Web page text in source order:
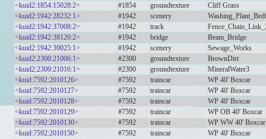
<kuid2:1854:15028:2>
#1854 groundtexture
Cliff Grass
<kuid2:1942:28232:1>
#1942 scenery
<kuid2:1942:37008:2>
#1942 track
<kuid2:1942:38120:2>
#1942 bridge
Beam_Bridge
<kuid2:1942:39025:1>
#1942 scenery
Sewage_Works
<kuid2:2300:21006:1>
#2300 groundtexture
BrownDirt
<kuid2:2300:21016:1>
#2300 groundtexture
MineralWater3
<kuid:7592:2010126>
#7592 traincar
WP 40' Boxcar
<kuid:7592:2010127>
#7592 traincar
WP 40' Boxcar
<kuid:7592:2010128>
#7592 traincar
WP 40' Boxcar
<kuid:7592:2010129>
#7592 traincar
WP OB 40' Boxcar
<kuid:7592:2010130>
#7592 traincar
WP WW 40' Boxcar
<kuid:7592:2010150>
#7592 traincar
WP 40' Boxcar